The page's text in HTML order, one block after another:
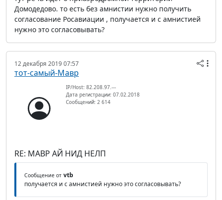
Домодедово. то есть без амнистии нужно получить
согласование Росавиации , получается и с амнистией
нужно это согласовывать?
12 декабря 2019 07:57
тот-самый-Мавр
IP/Host: 82.208.97.---
Дата регистрации: 07.02.2018
Сообщений: 2 614
RE: МАВР АЙ НИД НЕЛП
Сообщение от vtb
получается и с амнистией нужно это согласовывать?